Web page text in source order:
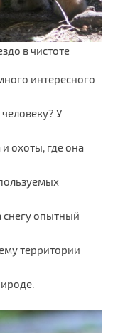
в чистоте
интересного
У
охоты, где она
опытный
территории